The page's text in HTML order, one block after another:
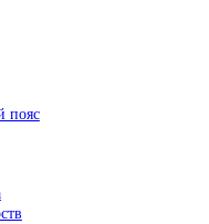
пояс